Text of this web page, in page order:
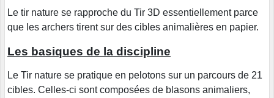
Le tir nature se rapproche du Tir 3D essentiellement parce
que les archers tirent sur des cibles animalières en papier.
Les basiques de la discipline
Le Tir nature se pratique en pelotons sur un parcours de 21
cibles. Celles-ci sont composées de blasons animaliers,